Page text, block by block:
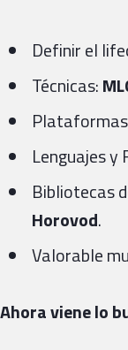
Definir el
Técnicas:
Lenguajes y
Bibliotecas
Horovod.
Valorable
Ahora viene lo